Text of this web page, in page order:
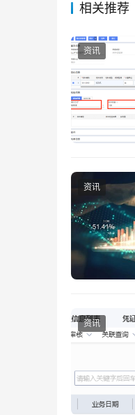
相关推荐
资讯
资讯
资讯